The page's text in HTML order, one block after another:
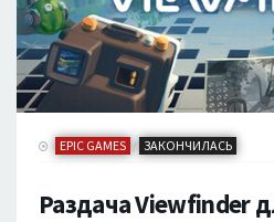
EPIC GAMES / ЗАКОНЧИЛАСЬ
Раздача Viewfinder